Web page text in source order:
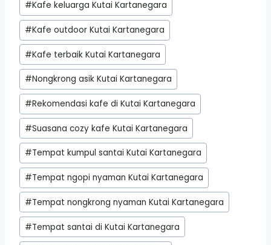
#Kafe keluarga Kutai Kartanegara
#Kafe outdoor Kutai Kartanegara
#Kafe terbaik Kutai Kartanegara
#Nongkrong asik Kutai Kartanegara
#Rekomendasi kafe di Kutai Kartanegara
#Suasana cozy kafe Kutai Kartanegara
#Tempat kumpul santai Kutai Kartanegara
#Tempat ngopi nyaman Kutai Kartanegara
#Tempat nongkrong nyaman Kutai Kartanegara
#Tempat santai di Kutai Kartanegara